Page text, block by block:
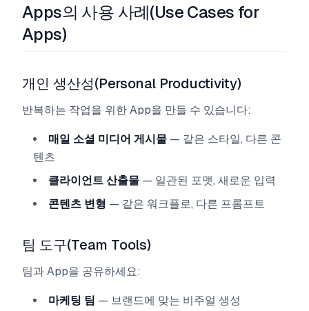
Apps의 사용 사례(Use Cases for
Apps)
개인 생산성(Personal Productivity)
반복하는 작업을 위한 App을 만들 수 있습니다:
매일 소셜 미디어 게시물 — 같은 스타일, 다른 콘
텐츠
클라이언트 산출물 — 일관된 포맷, 새로운 입력
콘텐츠 변형 — 같은 워크플로, 다른 프롬프트
팀 도구(Team Tools)
팀과 App을 공유하세요:
마케팅 팀 — 브랜드에 맞는 비주얼 생성